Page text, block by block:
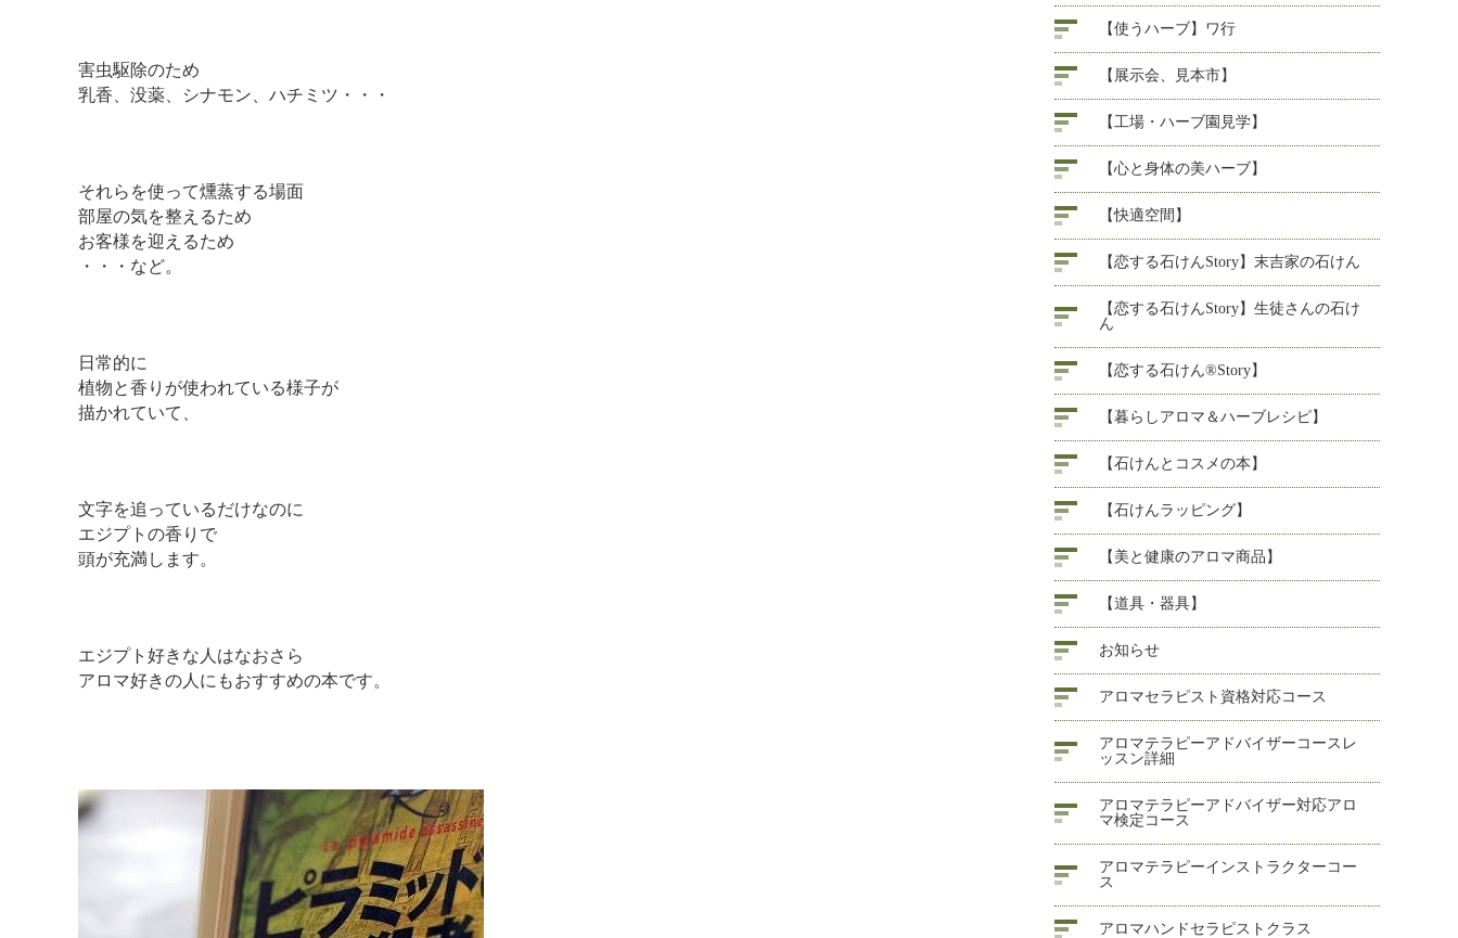
害虫駆除のため
乳香、没薬、シナモン、ハチミツ・・・
それらを使って燻蒸する場面
部屋の気を整えるため
お客様を迎えるため
・・・など。
日常的に
植物と香りが使われている様子が
描かれていて、
文字を追っているだけなのに
エジプトの香りで
頭が充満します。
エジプト好きな人はなおさら
アロマ好きの人にもおすすめの本です。
【使うハーブ】ワ行
【展示会、見本市】
【工場・ハーブ園見学】
【心と身体の美ハーブ】
【快適空間】
【恋する石けんStory】末吉家の石けん
【恋する石けんStory】生徒さんの石け
ん
【恋する石けん®Story】
【暮らしアロマ＆ハーブレシピ】
【石けんとコスメの本】
【石けんラッピング】
【美と健康のアロマ商品】
【道具・器具】
お知らせ
アロマセラピスト資格対応コース
アロマテラピーアドバイザーコースレ
ッスン詳細
アロマテラピーアドバイザー対応アロ
マ検定コース
アロマテラピーインストラクターコー
ス
アロマハンドセラピストクラス